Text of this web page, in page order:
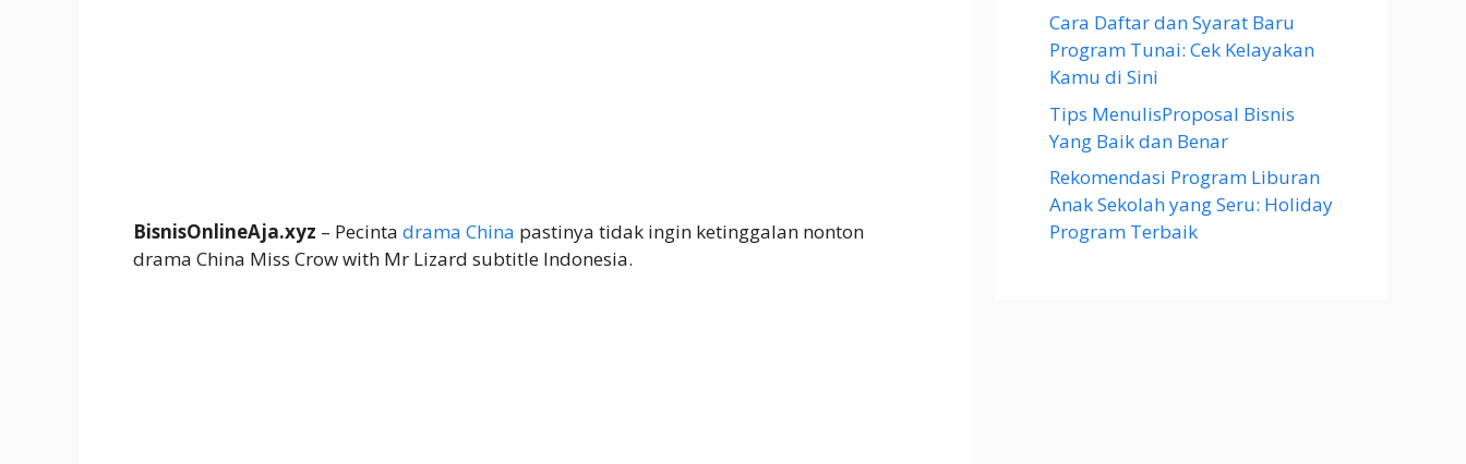
BisnisOnlineAja.xyz – Pecinta drama China pastinya tidak ingin ketinggalan nonton
drama China Miss Crow with Mr Lizard subtitle Indonesia.
Cara Daftar dan Syarat Baru
Program Tunai: Cek Kelayakan
Kamu di Sini
Tips MenulisProposal Bisnis
Yang Baik dan Benar
Rekomendasi Program Liburan
Anak Sekolah yang Seru: Holiday
Program Terbaik